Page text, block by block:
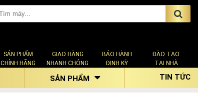
SẢN PHẨM
CHÍNH HÃNG
GIAO HÀNG
NHANH CHÓNG
BẢO HÀNH
ĐỊNH KỲ
ĐÀO TẠO
TẠI NHÀ
SẢN PHẨM TIN TỨC